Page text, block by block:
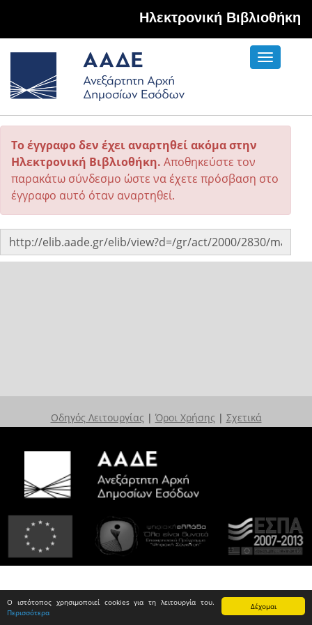
Δέχομαι
Ο ιστότοπος χρησιμοποιεί cookies για τη λειτουργία του.
Περισσότερα
Hλεκτρονική Βιβλιοθήκη
Toggle
Το έγγραφο δεν έχει αναρτηθεί ακόμα στην
Ηλεκτρονική Βιβλιοθήκη. Αποθηκεύστε τον
παρακάτω σύνδεσμο ώστε να έχετε πρόσβαση στο
έγγραφο αυτό όταν αναρτηθεί.
Οδηγός Λειτουργίας | Όροι Χρήσης | Σχετικά